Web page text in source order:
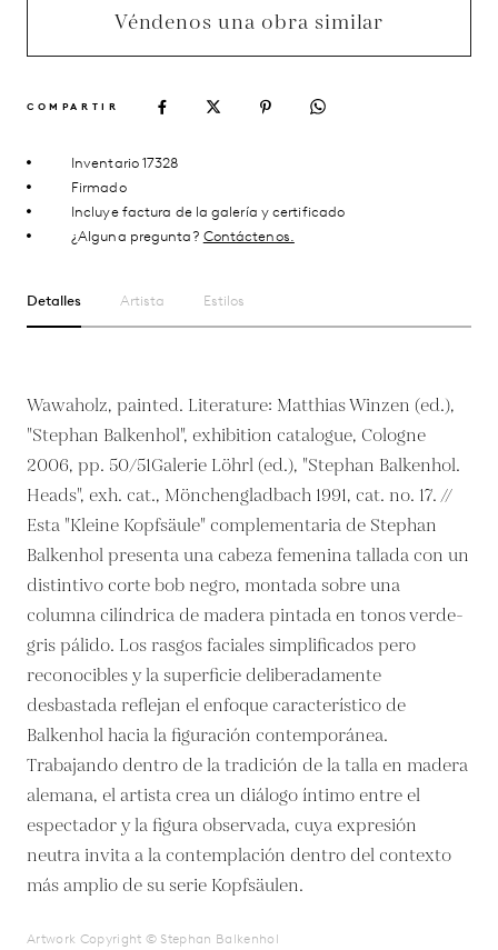
Véndenos una obra similar
COMPARTIR
Inventario 17328
Firmado
Incluye factura de la galería y certificado
¿Alguna pregunta? Contáctenos.
Detalles Artista Estilos
Wawaholz, painted. Literature: Matthias Winzen (ed.),
"Stephan Balkenhol", exhibition catalogue, Cologne
2006, pp. 50/51Galerie Löhrl (ed.), "Stephan Balkenhol.
Heads", exh. cat., Mönchengladbach 1991, cat. no. 17. //
Esta "Kleine Kopfsäule" complementaria de Stephan
Balkenhol presenta una cabeza femenina tallada con un
distintivo corte bob negro, montada sobre una
columna cilíndrica de madera pintada en tonos verde-
gris pálido. Los rasgos faciales simplificados pero
reconocibles y la superficie deliberadamente
desbastada reflejan el enfoque característico de
Balkenhol hacia la figuración contemporánea.
Trabajando dentro de la tradición de la talla en madera
alemana, el artista crea un diálogo íntimo entre el
espectador y la figura observada, cuya expresión
neutra invita a la contemplación dentro del contexto
más amplio de su serie Kopfsäulen.
Artwork Copyright © Stephan Balkenhol